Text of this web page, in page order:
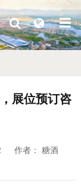
展位预订咨
作者：
糖酒